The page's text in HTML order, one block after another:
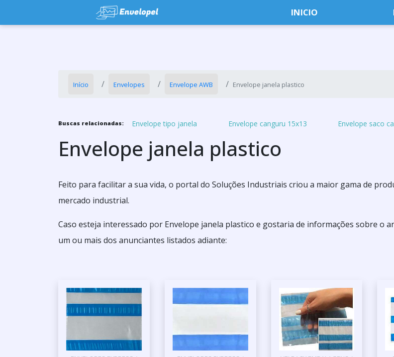
INICIO
Início Envelopes Envelope AWB Envelope janela plastico
Buscas relacionadas: Envelope tipo janela Envelope canguru 15x13 Envelope saco
Envelope janela plastico
Feito para facilitar a sua vida, o portal do Soluções Industriais criou a maior gama de
mercado industrial.
Caso esteja interessado por Envelope janela plastico e gostaria de informações sobre o
um ou mais dos anunciantes listados adiante: